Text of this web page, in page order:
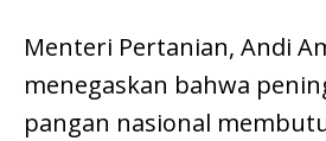
Menteri Pertanian, Andi
menegaskan bahwa
pangan nasional